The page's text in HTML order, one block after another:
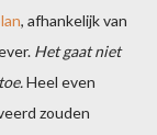
, afhankelijk van
Het gaat niet
Heel even
zouden